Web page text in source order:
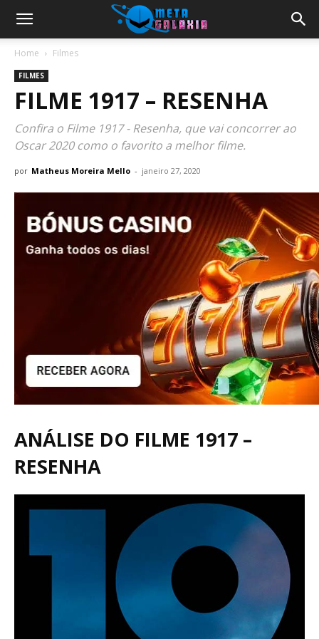
Home Filmes
FILMES
FILME 1917 – RESENHA
Confira o Filme 1917 - Resenha, que vai concorrer ao
Oscar 2020 como o favorito a melhor filme.
por Matheus Moreira Mello - janeiro 27, 2020
ANÁLISE DO FILME 1917 –
RESENHA